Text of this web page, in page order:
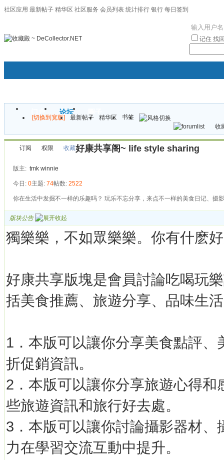
社区应用 最新帖子 精华区 社区服务 会员列表 统计排行 银行 每日签到
记住 找
门户 论坛
[切换到宽版] 最新帖子 精华区
书签
收
订阅 权限 好康共享阁~ life style sharing
收藏
版主: tmk winnie
今日: 0主题: 74帖数: 2522
你在生活中发掘不一样的乐趣吗？ 玩乐不忘分享，来点不一样的美食日记、摄
版块公告
獨樂樂，不如眾樂樂。你有什麽
好康共享版塊是會員討論吃喝玩
括美食推薦、旅遊分享、品味生
1．本版可以讓你分享美食點評
折促銷資訊。
2．本版可以讓你分享旅遊心得
些旅遊資訊和旅行好去處。
3．本版可以讓你討論攝影器材
力在學習交流互動中提升。